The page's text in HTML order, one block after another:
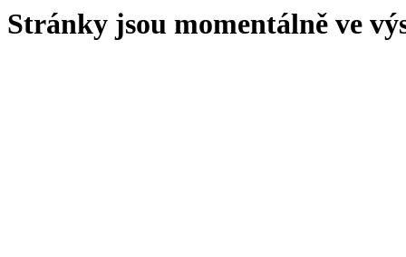
Stránky jsou momentálně ve